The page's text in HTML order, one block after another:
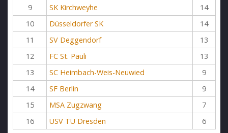
9
SK Kirchweyhe
14
10
Düsseldorfer SK
14
11
SV Deggendorf
13
12
FC St. Pauli
13
13
SC Heimbach-Weis-Neuwied
9
14
SF Berlin
9
15
MSA Zugzwang
7
16
USV TU Dresden 6